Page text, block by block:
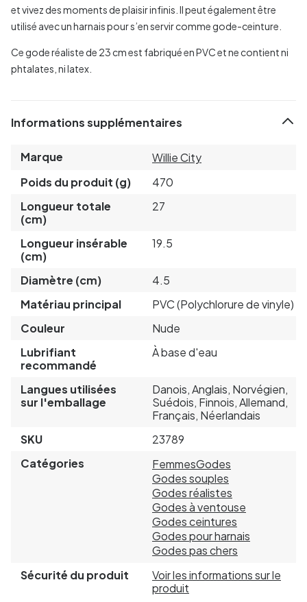
et vivez des moments de plaisir infinis. Il peut également être
utilisé avec un harnais pour s’en servir comme gode-ceinture.
Ce gode réaliste de 23 cm est fabriqué en PVC et ne contient ni
phtalates, ni latex.
Informations supplémentaires
Marque
Willie City
Poids du produit (g)
470
Longueur totale
(cm)
27
Longueur insérable
(cm)
19.5
Diamètre (cm)
4.5
Matériau principal
PVC (Polychlorure de vinyle)
Couleur
Nude
Lubrifiant
recommandé
À base d'eau
Langues utilisées
sur l'emballage
Danois, Anglais, Norvégien,
Suédois, Finnois, Allemand,
Français, Néerlandais
SKU
23789
Catégories
FemmesGodes
Godes souples
Godes réalistes
Godes à ventouse
Godes ceintures
Godes pour harnais
Godes pas chers
Sécurité du produit
Voir les informations sur le
produit